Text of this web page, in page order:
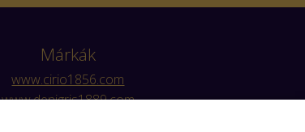
Márkák
www.cirio1856.com
www.denigris1889.com